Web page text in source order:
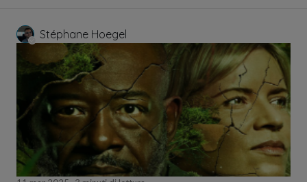
Stéphane Hoegel